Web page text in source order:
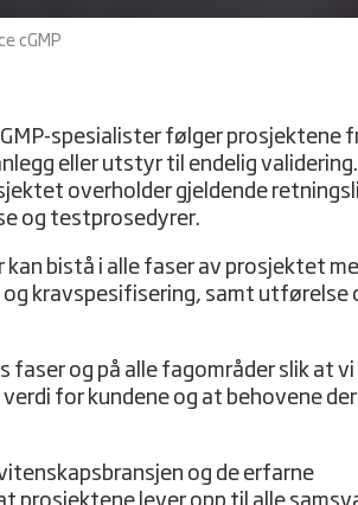
cGMP
spesialister følger prosjektene
eller utstyr til endelig validering.
overholder gjeldende
og testprosedyrer.
kan bistå i alle faser av prosjektet
kravspesifisering, samt utførelse
faser og på alle fagområder slik at
for kundene og at behovene
og de erfarne